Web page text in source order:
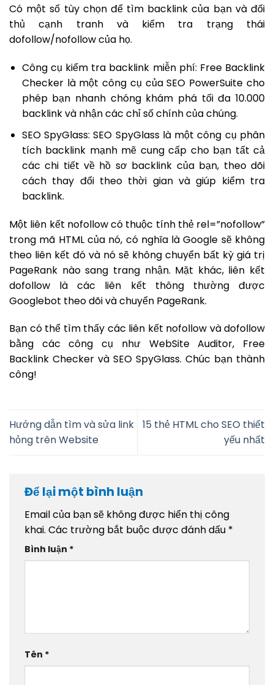
Có một số tùy chọn để tìm backlink của bạn và đối
thủ cạnh tranh và kiểm tra trạng thái
dofollow/nofollow của họ.
Công cụ kiểm tra backlink miễn phí: Free Backlink
Checker là một công cụ của SEO PowerSuite cho
phép bạn nhanh chóng khám phá tối đa 10.000
backlink và nhận các chỉ số chính của chúng.
SEO SpyGlass: SEO SpyGlass là một công cụ phân
tích backlink mạnh mẽ cung cấp cho bạn tất cả
các chi tiết về hồ sơ backlink của bạn, theo dõi
cách thay đổi theo thời gian và giúp kiểm tra
backlink.
Một liên kết nofollow có thuộc tính thẻ rel=”nofollow”
trong mã HTML của nó, có nghĩa là Google sẽ không
theo liên kết đó và nó sẽ không chuyển bất kỳ giá trị
PageRank nào sang trang nhận. Mặt khác, liên kết
dofollow là các liên kết thông thường được
Googlebot theo dõi và chuyển PageRank.
Bạn có thể tìm thấy các liên kết nofollow và dofollow
bằng các công cụ như WebSite Auditor, Free
Backlink Checker và SEO SpyGlass. Chúc bạn thành
công!
Hướng dẫn tìm và sửa link
hỏng trên Website
15 thẻ HTML cho SEO thiết
yếu nhất
Để lại một bình luận
Email của bạn sẽ không được hiển thị công
khai. Các trường bắt buộc được đánh dấu *
Bình luận *
Tên *